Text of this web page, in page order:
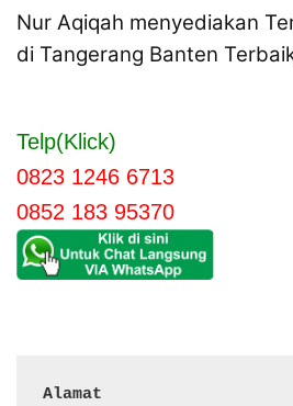
Nur Aqiqah menyediakan
di Tangerang Banten
Telp(Klick)
0823 1246 6713
0852 183 95370
Alamat